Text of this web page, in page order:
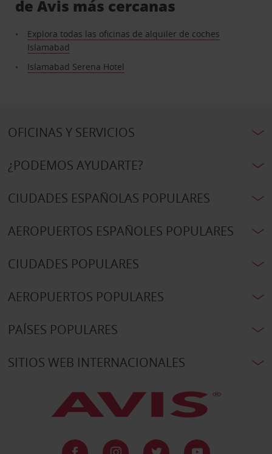
de Avis más cercanas
Explora todas las oficinas de alquiler de coches
Islamabad
Islamabad Serena Hotel
OFICINAS Y SERVICIOS
¿PODEMOS AYUDARTE?
CIUDADES ESPAÑOLAS POPULARES
AEROPUERTOS ESPAÑOLES POPULARES
CIUDADES POPULARES
AEROPUERTOS POPULARES
PAÍSES POPULARES
SITIOS WEB INTERNACIONALES